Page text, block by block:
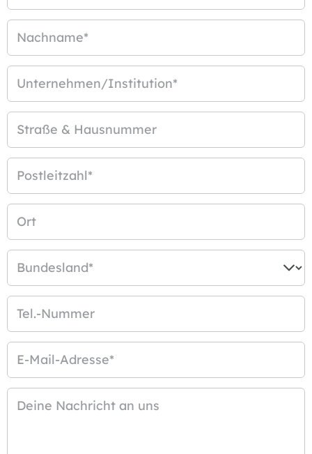
Nachname*
Unternehmen/Institution*
Straße & Hausnummer
Postleitzahl*
Ort
Bundesland*
Tel.-Nummer
E-Mail-Adresse*
Deine Nachricht an uns